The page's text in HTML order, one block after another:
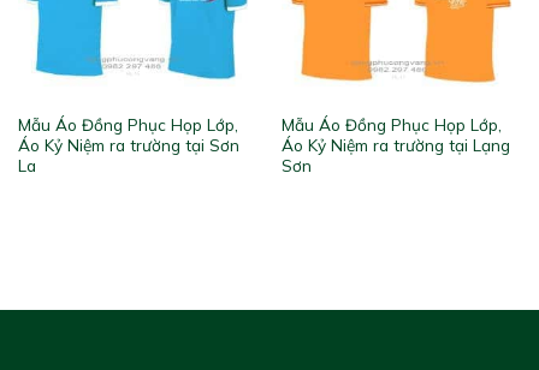
Mẫu Áo Đồng Phục Họp Lớp,
Áo Kỷ Niệm ra trường tại Sơn
La
Mẫu Áo Đồng Phục Họp Lớp,
Áo Kỷ Niệm ra trường tại Lạng
Sơn